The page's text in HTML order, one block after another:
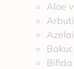
Aloe